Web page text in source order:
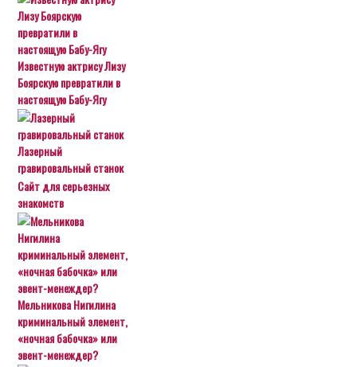
Известную актрису Лизу
Боярскую превратили в
настоящую Бабу-Ягу
Лазерный
гравировальный станок
Сайт для серьезных
знакомств
Мельникова Нигилина
криминальный элемент,
«ночная бабочка» или
эвент-менеждер?